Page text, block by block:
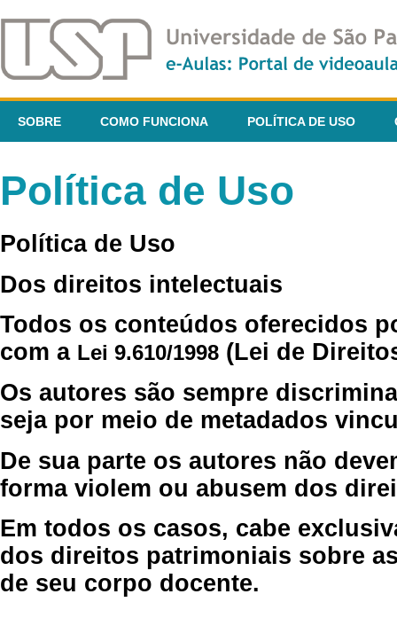
SOBRE COMO FUNCIONA POLÍTICA DE USO
Política de Uso
Política de Uso
Dos direitos intelectuais
Todos os conteúdos oferecidos
com a Lei 9.610/1998 (Lei de
Os autores são sempre
seja por meio de metadados
De sua parte os autores não
forma violem ou abusem dos
Em todos os casos, cabe
dos direitos patrimoniais sobre
de seu corpo docente.